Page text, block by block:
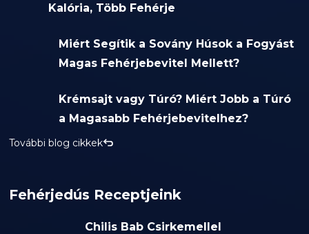
Kalória, Több Fehérje
Miért Segítik a Sovány Húsok a Fogyást
Magas Fehérjebevitel Mellett?
Krémsajt vagy Túró? Miért Jobb a Túró
a Magasabb Fehérjebevitelhez?
További blog cikkek
Fehérjedús Receptjeink
Chilis Bab Csirkemellel